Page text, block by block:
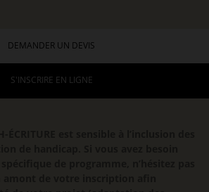
DEMANDER UN DEVIS
S'INSCRIRE EN LIGNE